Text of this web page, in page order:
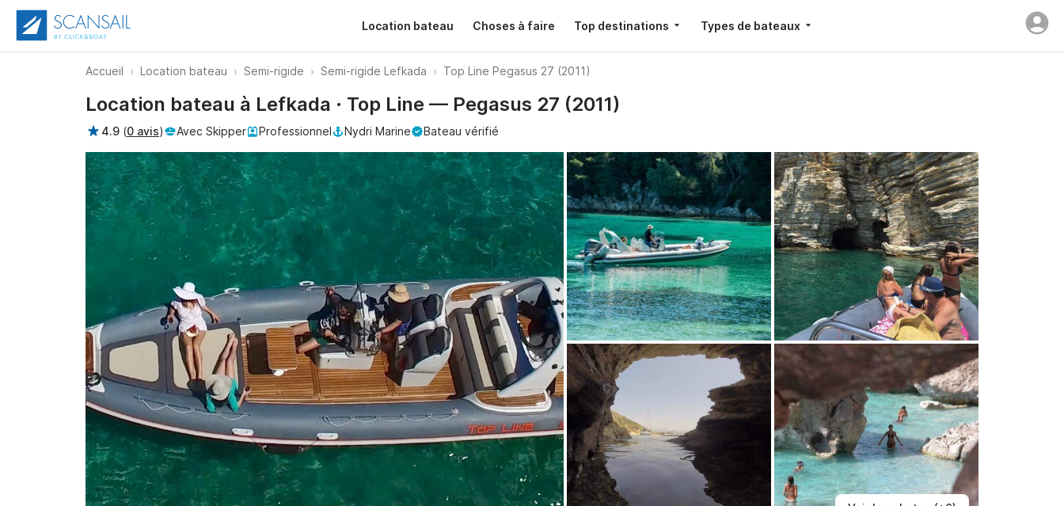
Location bateau Choses à faire Top destinations Types de bateaux
Accueil Location bateau Semi-rigide Semi-rigide Lefkada Top Line Pegasus 27 (2011)
Location bateau à Lefkada · Top Line — Pegasus 27 (2011)
4.9 (0 avis) Avec Skipper Professionnel Nydri Marine Bateau vérifié